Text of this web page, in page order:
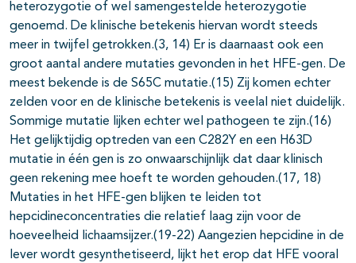
heterozygotie of wel samengestelde heterozygotie
genoemd. De klinische betekenis hiervan wordt steeds
meer in twijfel getrokken.(3, 14) Er is daarnaast ook een
groot aantal andere mutaties gevonden in het HFE-gen. De
meest bekende is de S65C mutatie.(15) Zij komen echter
zelden voor en de klinische betekenis is veelal niet duidelijk.
Sommige mutatie lijken echter wel pathogeen te zijn.(16)
Het gelijktijdig optreden van een C282Y en een H63D
mutatie in één gen is zo onwaarschijnlijk dat daar klinisch
geen rekening mee hoeft te worden gehouden.(17, 18)
Mutaties in het HFE-gen blijken te leiden tot
hepcidineconcentraties die relatief laag zijn voor de
hoeveelheid lichaamsijzer.(19-22) Aangezien hepcidine in de
lever wordt gesynthetiseerd, lijkt het erop dat HFE vooral